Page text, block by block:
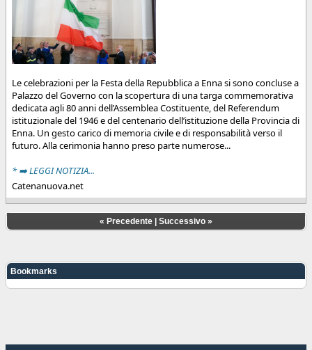
Le celebrazioni per la Festa della Repubblica a Enna si sono concluse a
Palazzo del Governo con la scopertura di una targa commemorativa
dedicata agli 80 anni dell’Assemblea Costituente, del Referendum
istituzionale del 1946 e del centenario dell’istituzione della Provincia di
Enna. Un gesto carico di memoria civile e di responsabilità verso il
futuro. Alla cerimonia hanno preso parte numerose...
* ➡️ LEGGI NOTIZIA...
Catenanuova.net
« Precedente Successivo »
Bookmarks